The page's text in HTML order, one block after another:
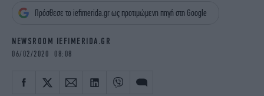
iBOOKS
MEDIA
Πρόσθεσε το iefimerida.gr ως προτιμώμενη πηγή στη Google
NEWSROOM IEFIMERIDA.GR
06/02/2020 08:08